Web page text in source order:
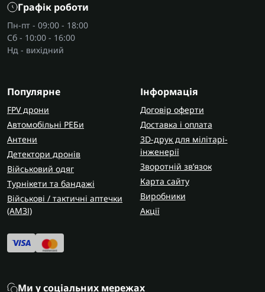
Графік роботи
Пн-пт - 09:00 - 18:00
Сб - 10:00 - 16:00
Нд - вихідний
Популярне
FPV дрони
Автомобільні РЕБи
Антени
Детектори дронів
Військовий одяг
Турнікети та бандажі
Військові / тактичні аптечки
(AMЗІ)
Інформація
Договір оферти
Доставка і оплата
3D-друк для мілітарі-
інженерії
Зворотній зв’язок
Карта сайту
Виробники
Акції
Ми у соціальних мережах